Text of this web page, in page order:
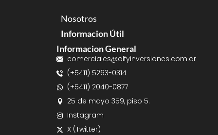
Nosotros
Informacion Útil
Informacion General
comerciales@alfyinversiones.com.ar
(+5411) 5263-0314
(+5411) 2040-0877
25 de mayo 359, piso 5.
Instagram
X (Twitter)